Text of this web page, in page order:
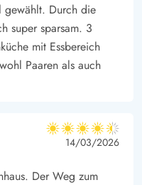
gewählt. Durch die
super sparsam. 3
mit Essbereich
Paaren als auch
4.5 von 5
4.5 von 5
4.5 out of 5
14/03/2026
Der Weg zum